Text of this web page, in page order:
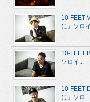
10-FEET
に』ソロ
10-FEET
ソロイ...
10-FEET
に』ソロ...